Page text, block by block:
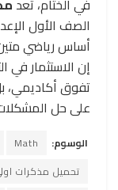
في الختام، تُعد
الصف الأول
أساس رياضي
إن الاستثمار في
تفوق أكاديمي،
على حل المشكلات
الوسوم: Math
تحميل مذكرات